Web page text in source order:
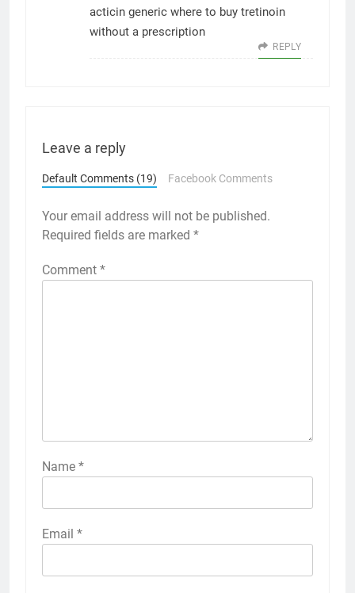
acticin generic where to buy tretinoin
without a prescription
REPLY
Leave a reply
Default Comments (19) Facebook Comments
Your email address will not be published.
Required fields are marked *
Comment *
Name *
Email *